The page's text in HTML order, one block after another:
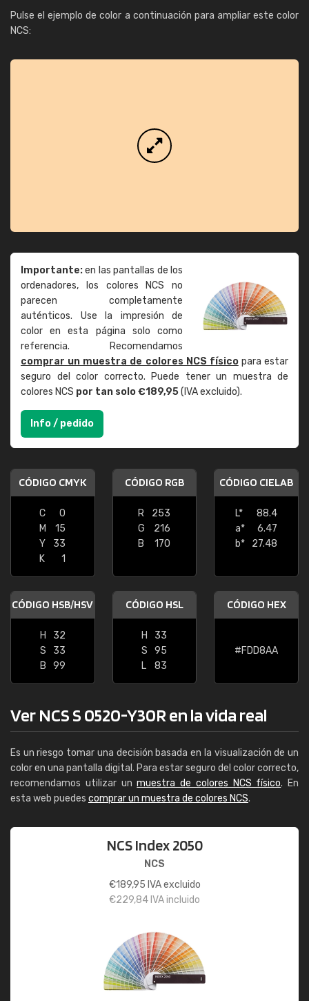
Pulse el ejemplo de color a continuación para ampliar este color
NCS:
Importante:en las pantallas de los
ordenadores, los colores NCS no
parecen completamente
auténticos. Use la impresión de
color en esta página solo como
referencia. Recomendamos
comprar un muestra de colores NCS físicopara estar
seguro del color correcto. Puede tener un muestra de
colores NCS por tan solo €189,95(IVA excluido).
Info / pedido
CÓDIGO CMYK
C
0
M
15
Y
33
K
1
CÓDIGO RGB
R
253
G
216
B
170
CÓDIGO CIELAB
L*
88.4
a*
6.47
b*
27.48
CÓDIGO HSB/HSV
H
32
S
33
B
99
CÓDIGO HSL
H
33
S
95
L
83
CÓDIGO HEX
#FDD8AA
Ver NCS S 0520-Y30R en la vida real
Es un riesgo tomar una decisión basada en la visualización de un
color en una pantalla digital. Para estar seguro del color correcto,
recomendamos utilizar unmuestra de colores NCS físico. En
esta web puedes comprar un muestra de colores NCS.
NCS Index 2050
NCS
€189,95 IVA excluido
€229,84 IVA incluido